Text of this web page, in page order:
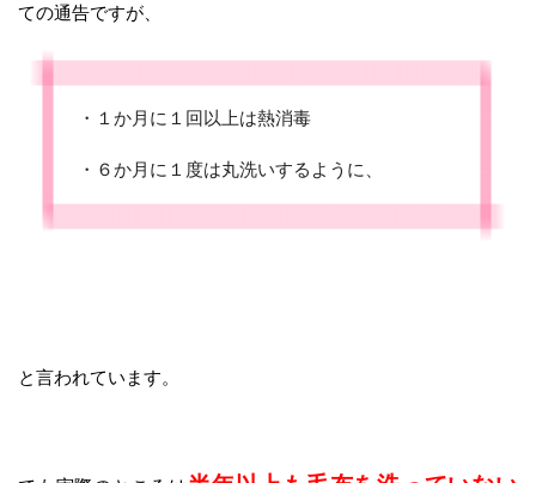
ての通告ですが、
・１か月に１回以上は熱消毒
・６か月に１度は丸洗いするように、
と言われています。